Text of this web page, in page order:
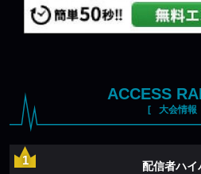
ACCESS
大会情報
配信者ハイ